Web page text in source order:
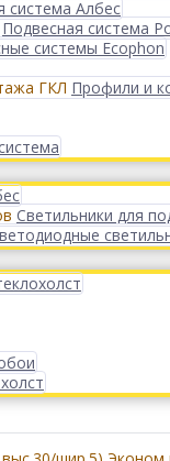
система Албес
Подвесная система
системы Ecophon
Профили и
Светильники для